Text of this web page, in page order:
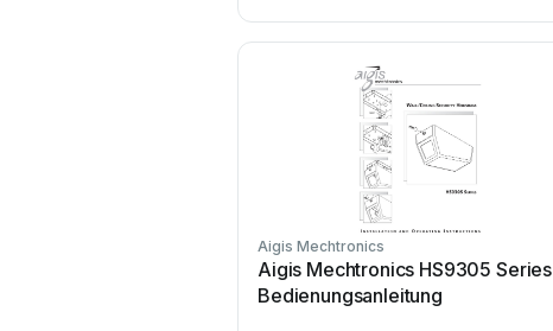
Aigis Mechtronics
Aigis Mechtronics HS9305 Series
Bedienungsanleitung